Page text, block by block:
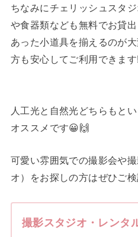
ちなみにチェリッシュスタ
や食器類なども無料でお貸
あった小道具を揃えるのが
方も安心してご利用できます!
人工光と自然光どちらもと
オススメです😀🙌
可愛い雰囲気での撮影会や
オ）をお探しの方はぜひご
撮影スタジオ・レンタ